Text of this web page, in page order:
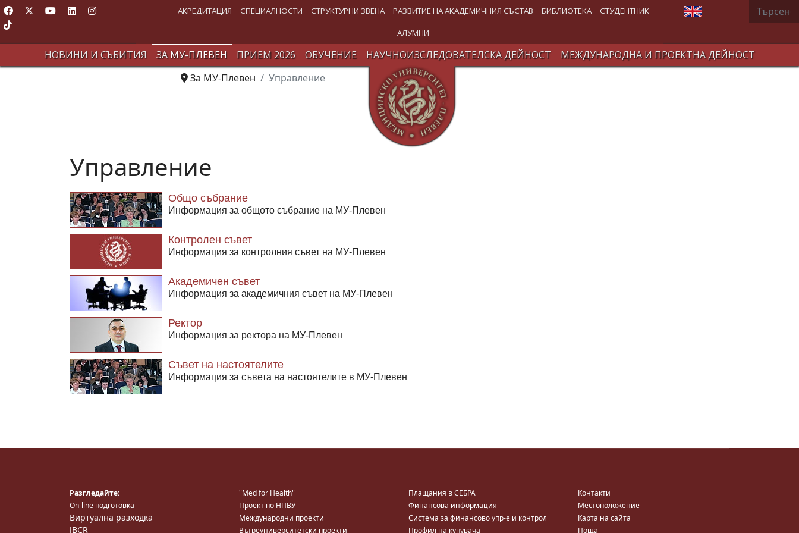
АКРЕДИТАЦИЯ СПЕЦИАЛНОСТИ СТРУКТУРНИ ЗВЕНА РАЗВИТИЕ НА АКАДЕМИЧНИЯ СЪСТАВ БИБЛИОТЕКА СТУДЕНТНИК
АЛУМНИ
Изберете език Търсене
НОВИНИ И СЪБИТИЯ ЗА МУ-ПЛЕВЕН ПРИЕМ 2026 ОБУЧЕНИЕ НАУЧНОИЗСЛЕДОВАТЕЛСКА ДЕЙНОСТ
МЕЖДУНАРОДНА И ПРОЕКТНА ДЕЙНОСТ
За МУ-Плевен
Управление
Управление
Общо събрание
Информация за общото събрание на МУ-Плевен
Контролен съвет
Информация за контролния съвет на МУ-Плевен
Академичен съвет
Информация за академичния съвет на МУ-Плевен
Ректор
Информация за ректора на МУ-Плевен
Съвет на настоятелите
Информация за съвета на настоятелите в МУ-Плевен
Разгледайте:
On-line подготовка
Виртуална разходка
JBCR
"Med for Health"
Проект по НПВУ
Международни проекти
Вътреуниверситетски проекти
Плащания в СЕБРА
Финансова информация
Система за финансово упр-е и контрол
Профил на купувача
Контакти
Местоположение
Карта на сайта
Поща